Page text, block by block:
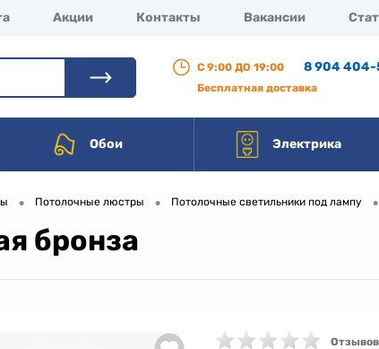
Акции Контакты Вакансии
С 9:00 ДО 19:00 8 904 404-
Бесплатная доставка
Обои Электрика
• Потолочные люстры • Потолочные светильники под лампу •
бронза